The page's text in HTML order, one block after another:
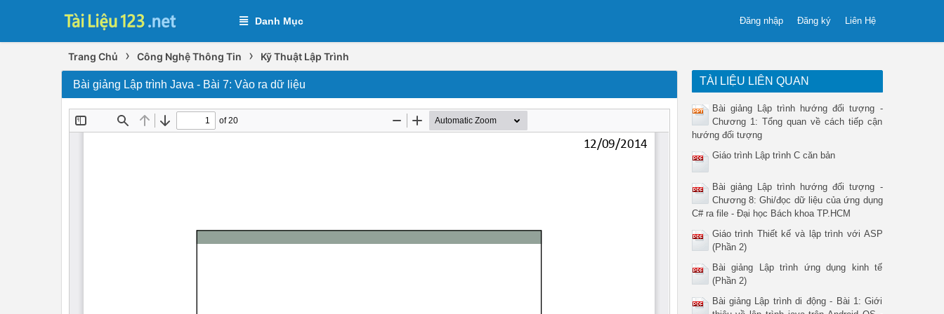
Danh Mục Liên Hệ
Đăng ký
Đăng nhập
Trang Chủ › Công Nghệ Thông Tin › Kỹ Thuật Lập Trình
Bài giảng Lập trình Java - Bài 7: Vào ra dữ liệu TÀI LIỆU LIÊN QUAN
Bài giảng Lập trình hướng đối tượng -
Chương 1: Tổng quan về cách tiếp cận
hướng đối tượng
Giáo trình Lập trình C căn bản
Bài giảng Lập trình hướng đối tượng -
Chương 8: Ghi/đọc dữ liệu của ứng dụng
C# ra file - Đại học Bách khoa TP.HCM
Giáo trình Thiết kế và lập trình với ASP
(Phần 2)
Bài giảng Lập trình ứng dụng kinh tế
(Phần 2)
Bài giảng Lập trình di động - Bài 1: Giới